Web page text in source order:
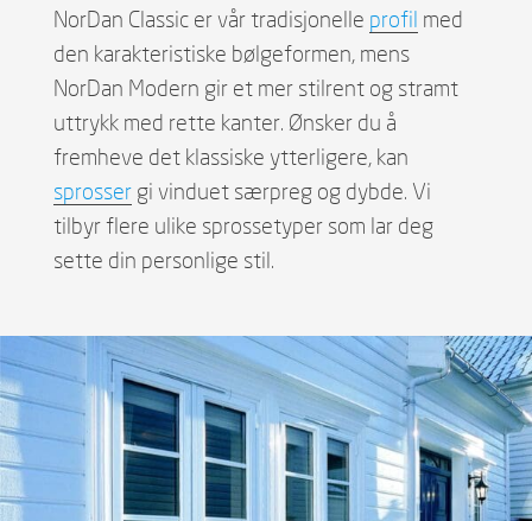
NorDan Classic er vår tradisjonelle profil med
den karakteristiske bølgeformen, mens
NorDan Modern gir et mer stilrent og stramt
uttrykk med rette kanter. Ønsker du å
fremheve det klassiske ytterligere, kan
sprossergi vinduet særpreg og dybde. Vi
tilbyr flere ulike sprossetyper som lar deg
sette din personlige stil.